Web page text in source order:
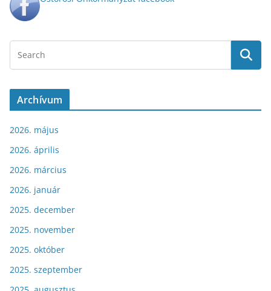
Archívum
2026. május
2026. április
2026. március
2026. január
2025. december
2025. november
2025. október
2025. szeptember